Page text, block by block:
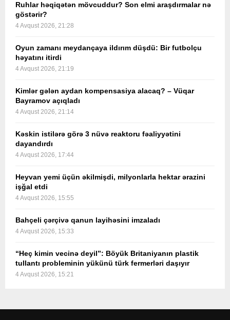
Ruhlar həqiqətən mövcuddur? Son elmi araşdırmalar nə
göstərir?
4 Avqust 2026, 21:28
Oyun zamanı meydançaya ildırım düşdü: Bir futbolçu
həyatını itirdi
4 Avqust 2026, 21:19
Kimlər gələn aydan kompensasiya alacaq? – Vüqar
Bayramov açıqladı
4 Avqust 2026, 21:14
Kəskin istilərə görə 3 nüvə reaktoru fəaliyyətini
dayandırdı
4 Avqust 2026, 17:44
Heyvan yemi üçün əkilmişdi, milyonlarla hektar ərazini
işğal etdi
4 Avqust 2026, 15:55
Bahçeli çərçivə qanun layihəsini imzaladı
4 Avqust 2026, 15:33
“Heç kimin vecinə deyil”: Böyük Britaniyanın plastik
tullantı probleminin yükünü türk fermerləri daşıyır
4 Avqust 2026, 15:21